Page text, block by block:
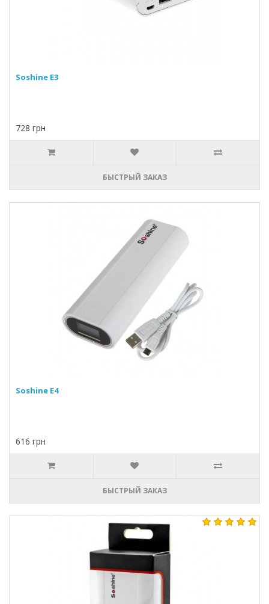
Soshine E3
728 грн
БЫСТРЫЙ ЗАКАЗ
Soshine E4
616 грн
БЫСТРЫЙ ЗАКАЗ